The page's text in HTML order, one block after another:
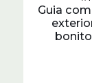
Guia